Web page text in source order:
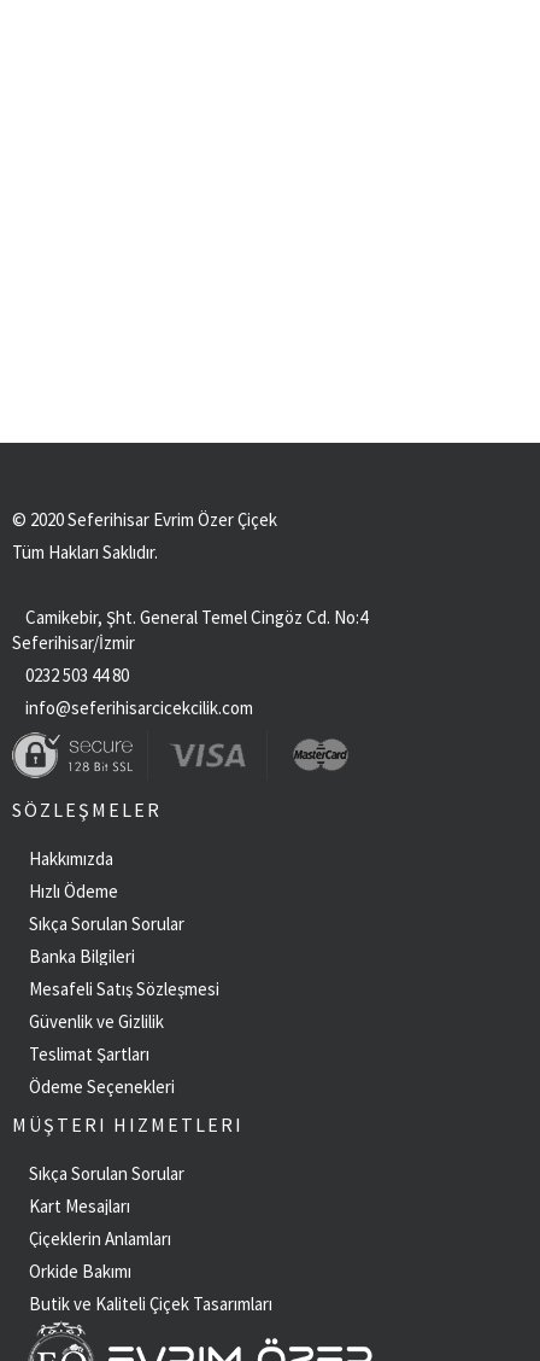
© 2020 Seferihisar Evrim Özer Çiçek
Tüm Hakları Saklıdır.
Camikebir, Şht. General Temel Cingöz Cd. No:4
Seferihisar/İzmir
0232 503 44 80
info@seferihisarcicekcilik.com
SÖZLEŞMELER
Hakkımızda
Hızlı Ödeme
Sıkça Sorulan Sorular
Banka Bilgileri
Mesafeli Satış Sözleşmesi
Güvenlik ve Gizlilik
Teslimat Şartları
Ödeme Seçenekleri
MÜŞTERI HIZMETLERI
Sıkça Sorulan Sorular
Kart Mesajları
Çiçeklerin Anlamları
Orkide Bakımı
Butik ve Kaliteli Çiçek Tasarımları